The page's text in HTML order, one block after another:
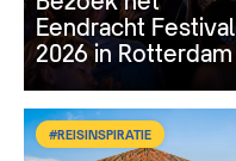
Eendracht Festival
2026 in Rotterdam
#REISINSPIRATIE